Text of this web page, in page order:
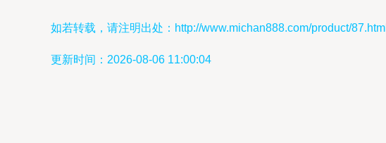
如若转载，请注明出处：http://www.michan888.com/product/87.html
更新时间：2026-08-06 11:00:04